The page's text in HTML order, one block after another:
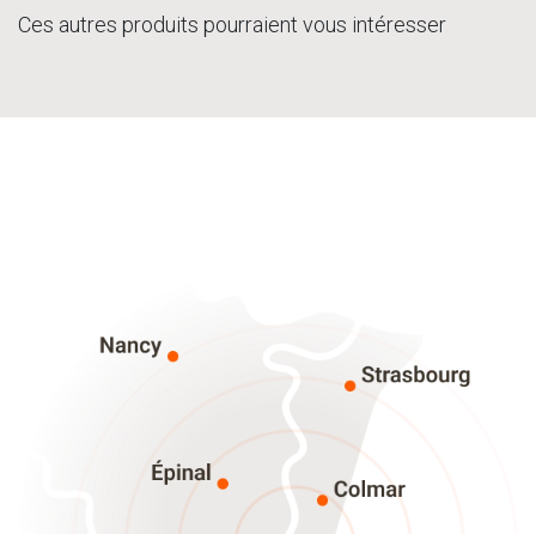
Ces autres produits pourraient vous intéresser